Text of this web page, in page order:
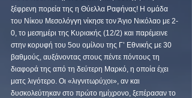
ξέφρενη πορεία της η Θύελλα Ραφήνας! Η ομάδα
του Νίκου Μεσολόγγη νίκησε τον Άγιο Νικόλαο με 2-
0, το μεσημέρι της Κυριακής (12/2) και παρέμεινε
στην κορυφή του 5ου ομίλου της Γ’ Εθνικής με 30
βαθμούς, αυξάνοντας στους πέντε πόντους τη
διαφορά της από τη δεύτερη Μαρκό, η οποία έχει
ματς λιγότερο. Οι «λιγνιτωρύχοι», αν και
δυσκολεύτηκαν στο πρώτο ημίχρονο, ξεπέρασαν το